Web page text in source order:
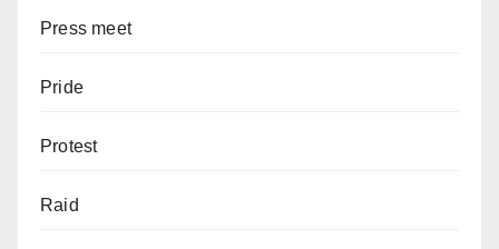
Press meet
Pride
Protest
Raid